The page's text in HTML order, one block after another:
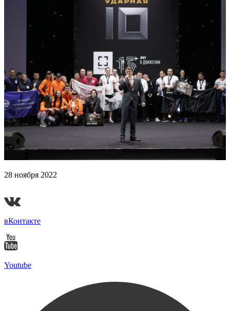
28 ноября 2022
вКонтакте
Youtube